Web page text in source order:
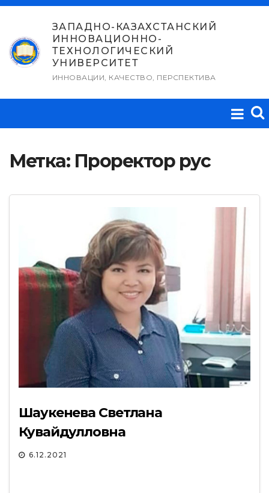
Перейти
содержимому
ЗАПАДНО-КАЗАХСТАНСКИЙ
ИННОВАЦИОННО-
ТЕХНОЛОГИЧЕСКИЙ
УНИВЕРСИТЕТ
ИННОВАЦИИ, КАЧЕСТВО, ПЕРСПЕКТИВА
Метка: Проректор рус
Шаукенева Светлана
Кувайдулловна
6.12.2021